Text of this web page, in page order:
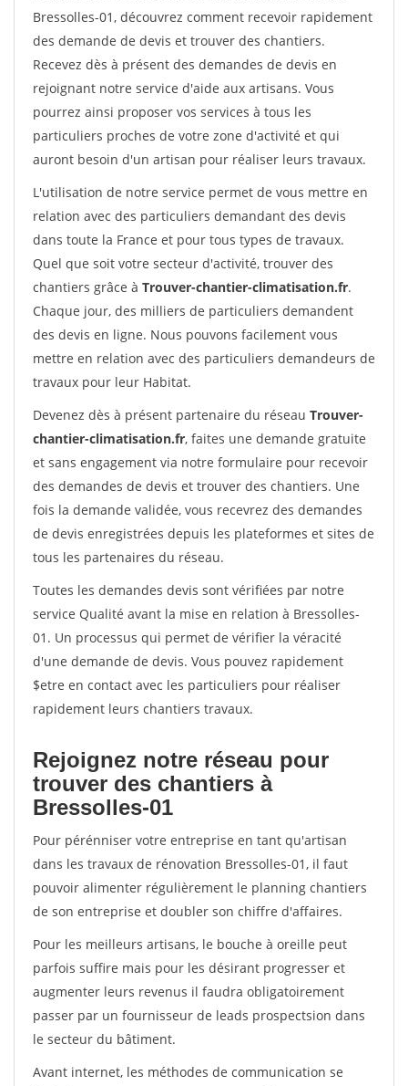
Bressolles-01, découvrez comment recevoir rapidement
des demande de devis et trouver des chantiers.
Recevez dès à présent des demandes de devis en
rejoignant notre service d'aide aux artisans. Vous
pourrez ainsi proposer vos services à tous les
particuliers proches de votre zone d'activité et qui
auront besoin d'un artisan pour réaliser leurs travaux.
L'utilisation de notre service permet de vous mettre en
relation avec des particuliers demandant des devis
dans toute la France et pour tous types de travaux.
Quel que soit votre secteur d'activité, trouver des
chantiers grâce à Trouver-chantier-climatisation.fr.
Chaque jour, des milliers de particuliers demandent
des devis en ligne. Nous pouvons facilement vous
mettre en relation avec des particuliers demandeurs de
travaux pour leur Habitat.
Devenez dès à présent partenaire du réseau Trouver-
chantier-climatisation.fr, faites une demande gratuite
et sans engagement via notre formulaire pour recevoir
des demandes de devis et trouver des chantiers. Une
fois la demande validée, vous recevrez des demandes
de devis enregistrées depuis les plateformes et sites de
tous les partenaires du réseau.
Toutes les demandes devis sont vérifiées par notre
service Qualité avant la mise en relation à Bressolles-
01. Un processus qui permet de vérifier la véracité
d'une demande de devis. Vous pouvez rapidement
$etre en contact avec les particuliers pour réaliser
rapidement leurs chantiers travaux.
Rejoignez notre réseau pour
trouver des chantiers à
Bressolles-01
Pour pérénniser votre entreprise en tant qu'artisan
dans les travaux de rénovation Bressolles-01, il faut
pouvoir alimenter régulièrement le planning chantiers
de son entreprise et doubler son chiffre d'affaires.
Pour les meilleurs artisans, le bouche à oreille peut
parfois suffire mais pour les désirant progresser et
augmenter leurs revenus il faudra obligatoirement
passer par un fournisseur de leads prospectsion dans
le secteur du bâtiment.
Avant internet, les méthodes de communication se